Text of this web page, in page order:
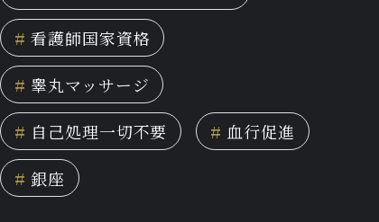
# 看護師国家資格
# 睾丸マッサージ
# 自己処理一切不要 # 血行促進
# 銀座